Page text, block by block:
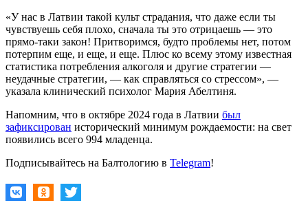
«У нас в Латвии такой культ страдания, что даже если ты
чувствуешь себя плохо, сначала ты это отрицаешь — это
прямо-таки закон! Притворимся, будто проблемы нет, потом
потерпим еще, и еще, и еще. Плюс ко всему этому известная
статистика потребления алкоголя и другие стратегии —
неудачные стратегии, — как справляться со стрессом», —
указала клинический психолог Мария Абелтиня.
Напомним, что в октябре 2024 года в Латвии был
зафиксирован исторический минимум рождаемости: на свет
появились всего 994 младенца.
Подписывайтесь на Балтологию в Telegram!